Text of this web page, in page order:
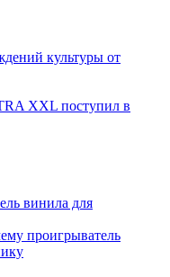
культуры от
XXL поступил в
винила для
проигрыватель